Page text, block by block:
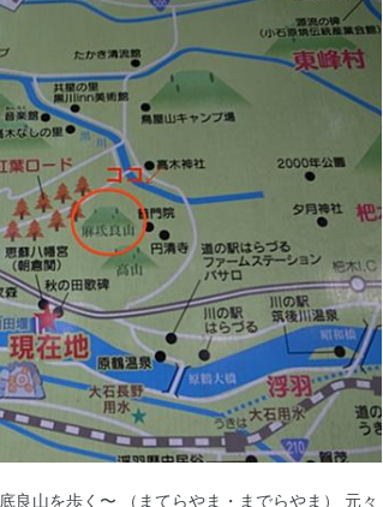
良山を歩く〜 （まてらやま・までらやま） 元々